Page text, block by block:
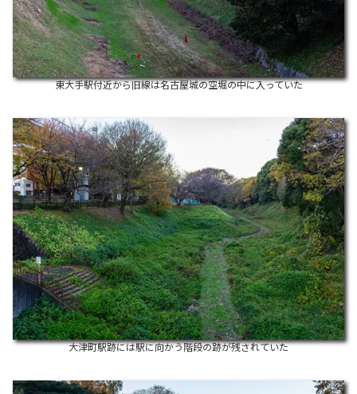
東大手駅付近から旧線は名古屋城の空堀の中に入っていた
大津町駅跡には駅に向かう階段の跡が残されていた